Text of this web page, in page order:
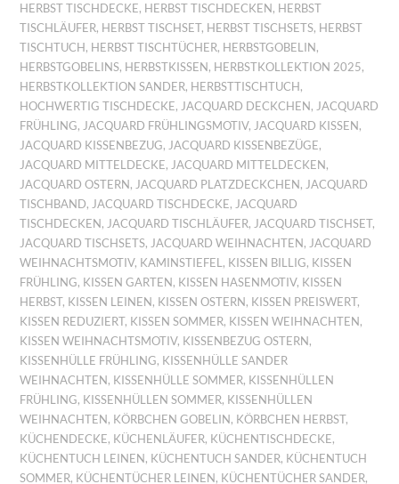
HERBST TISCHDECKE, HERBST TISCHDECKEN, HERBST
TISCHLÄUFER, HERBST TISCHSET, HERBST TISCHSETS, HERBST
TISCHTUCH, HERBST TISCHTÜCHER, HERBSTGOBELIN,
HERBSTGOBELINS, HERBSTKISSEN, HERBSTKOLLEKTION 2025,
HERBSTKOLLEKTION SANDER, HERBSTTISCHTUCH,
HOCHWERTIG TISCHDECKE, JACQUARD DECKCHEN, JACQUARD
FRÜHLING, JACQUARD FRÜHLINGSMOTIV, JACQUARD KISSEN,
JACQUARD KISSENBEZUG, JACQUARD KISSENBEZÜGE,
JACQUARD MITTELDECKE, JACQUARD MITTELDECKEN,
JACQUARD OSTERN, JACQUARD PLATZDECKCHEN, JACQUARD
TISCHBAND, JACQUARD TISCHDECKE, JACQUARD
TISCHDECKEN, JACQUARD TISCHLÄUFER, JACQUARD TISCHSET,
JACQUARD TISCHSETS, JACQUARD WEIHNACHTEN, JACQUARD
WEIHNACHTSMOTIV, KAMINSTIEFEL , KISSEN BILLIG, KISSEN
FRÜHLING, KISSEN GARTEN, KISSEN HASENMOTIV, KISSEN
HERBST, KISSEN LEINEN, KISSEN OSTERN, KISSEN PREISWERT,
KISSEN REDUZIERT, KISSEN SOMMER, KISSEN WEIHNACHTEN,
KISSEN WEIHNACHTSMOTIV, KISSENBEZUG OSTERN,
KISSENHÜLLE FRÜHLING, KISSENHÜLLE SANDER
WEIHNACHTEN, KISSENHÜLLE SOMMER, KISSENHÜLLEN
FRÜHLING, KISSENHÜLLEN SOMMER, KISSENHÜLLEN
WEIHNACHTEN, KÖRBCHEN GOBELIN, KÖRBCHEN HERBST,
KÜCHENDECKE, KÜCHENLÄUFER, KÜCHENTISCHDECKE,
KÜCHENTUCH LEINEN, KÜCHENTUCH SANDER, KÜCHENTUCH
SOMMER, KÜCHENTÜCHER LEINEN, KÜCHENTÜCHER SANDER,